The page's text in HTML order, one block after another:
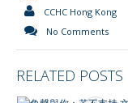
CCHC Hong Kong
No Comments
RELATED POSTS